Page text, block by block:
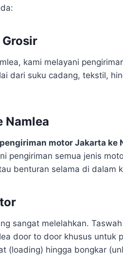
Grosir
kami melayani
dari suku cadang, tekstil,
Namlea
pengiriman motor Jakarta ke
pengiriman semua jenis
benturan selama di dalam
sangat melelahkan.
door to door khusus untuk
(loading) hingga bongkar